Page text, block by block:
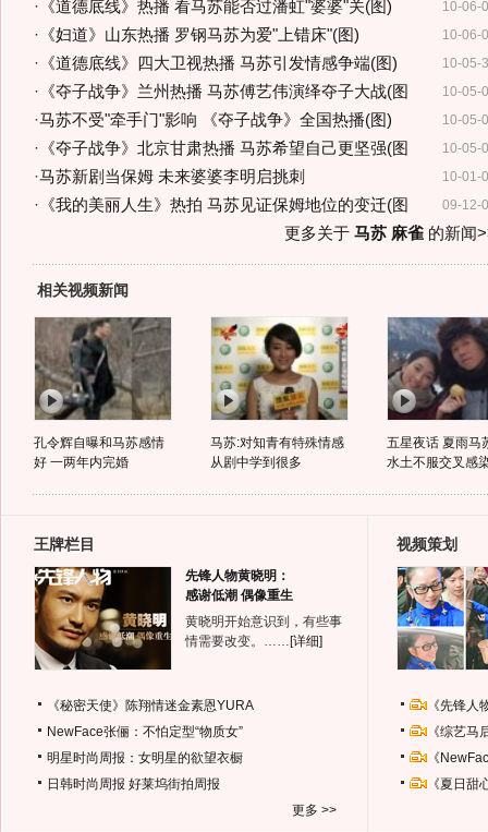
10-06-
· 《道德底线》热播 看马苏能否过潘虹"婆婆"关(图)
10-06-
· 《妇道》山东热播 罗钢马苏为爱"上错床"(图)
10-05-
· 《道德底线》四大卫视热播 马苏引发情感争端(图)
10-05-
· 《夺子战争》兰州热播 马苏傅艺伟演绎夺子大战(图
10-05-
·马苏不受"牵手门"影响 《夺子战争》全国热播(图)
10-05-
· 《夺子战争》北京甘肃热播 马苏希望自己更坚强(图
10-01-
·马苏新剧当保姆 未来婆婆李明启挑刺
09-12-
· 《我的美丽人生》热拍 马苏见证保姆地位的变迁(图
更多关于 马苏 麻雀的新闻
相关视频新闻
孔令辉自曝和马苏感情
好 一两年内完婚
马苏:对知青有特殊情感
从剧中学到很多
五星夜话 夏雨马
水土不服交叉感
王牌栏目
先锋人物黄晓明：
感谢低潮 偶像重生
黄晓明开始意识到，有些事
情需要改变。…… [详细]
《秘密天使》陈翔情迷金素恩YURA
NewFace张俪：不怕定型“物质女”
明星时尚周报：女明星的欲望衣橱
日韩时尚周报 好莱坞街拍周报
更多 >>
视频策划
《先锋
《综艺
《
《夏日